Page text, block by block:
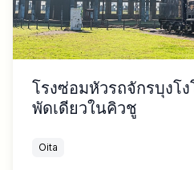
โรงซ่อมหัวรถจักรบุงโ
พัดเดียวในคิวชู
Oita